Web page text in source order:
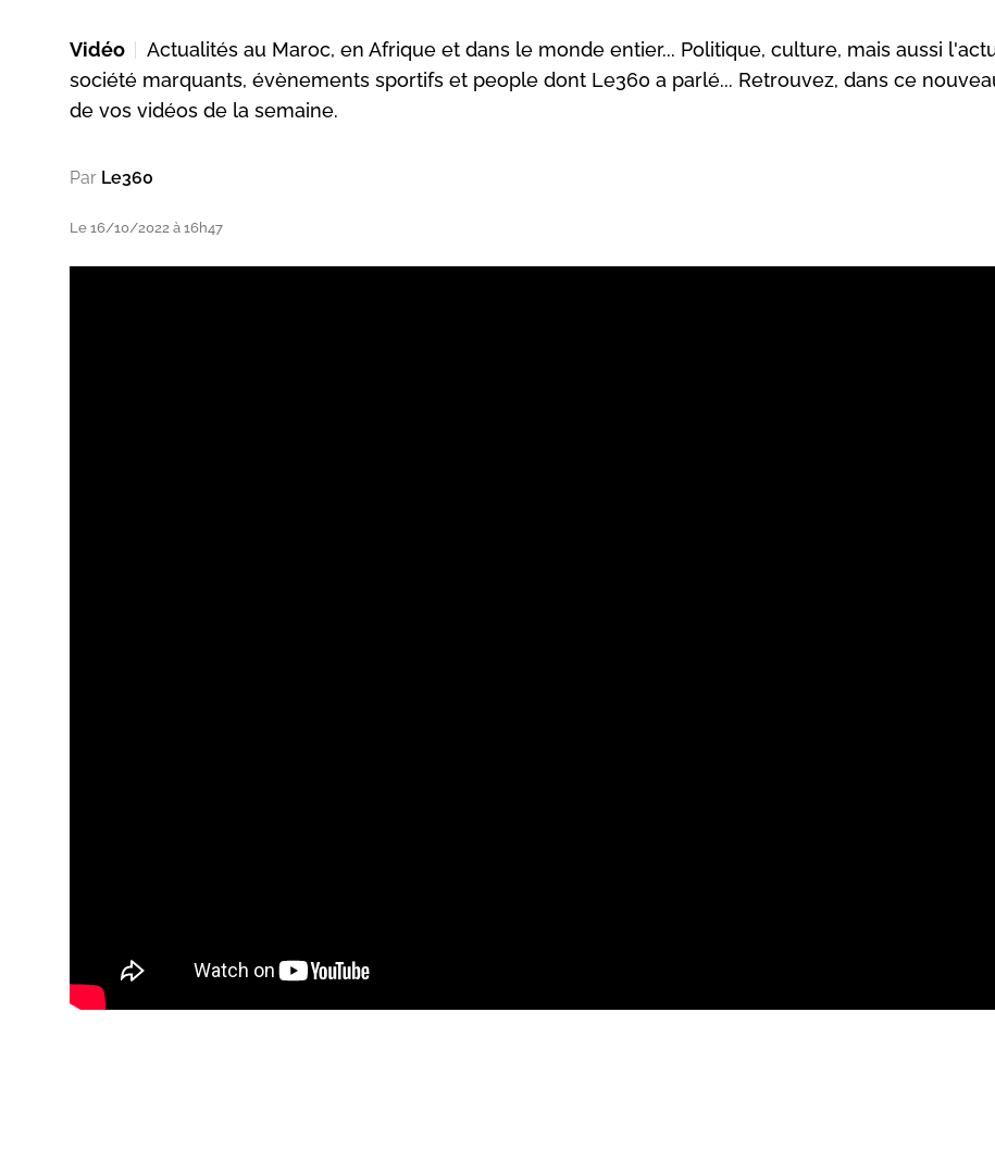
Vidéo
Actualités au Maroc, en Afrique et dans le monde entier... Politique, culture, mais aussi
société marquants, évènements sportifs et people dont Le360 a parlé... Retrouvez, dans ce
de vos vidéos de la semaine.
Par Le360
Le 16/10/2022 à 16h47